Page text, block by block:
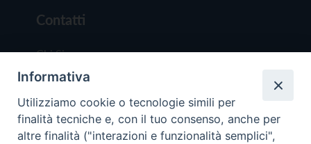
Contatti
Chi Siamo
Redazione
Scrivici
Informativa
Utilizziamo cookie o tecnologie simili per
finalità tecniche e, con il tuo consenso, anche per
altre finalità ("interazioni e funzionalità semplici",